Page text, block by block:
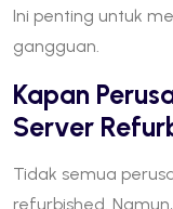
Ini penting untuk
gangguan.
Kapan
Server
Tidak semua
refurbished.